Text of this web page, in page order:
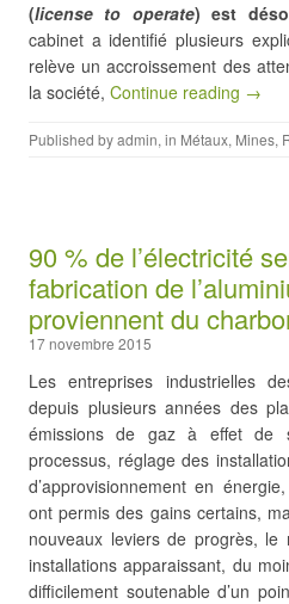
(license to operate) est
cabinet a identifié plusieurs
relève un accroissement des
la société, Continue reading →
Published byadmin, in Métaux, Mines,
90 % de l’électricité
fabrication de
proviennent du
17 novembre 2015
Les entreprises industrielles
depuis plusieurs années des
émissions de gaz à effet de
processus, réglage des
d’approvisionnement en
ont permis des gains certains,
nouveaux leviers de progrès, le
installations apparaissant, du
difficilement soutenable d’un